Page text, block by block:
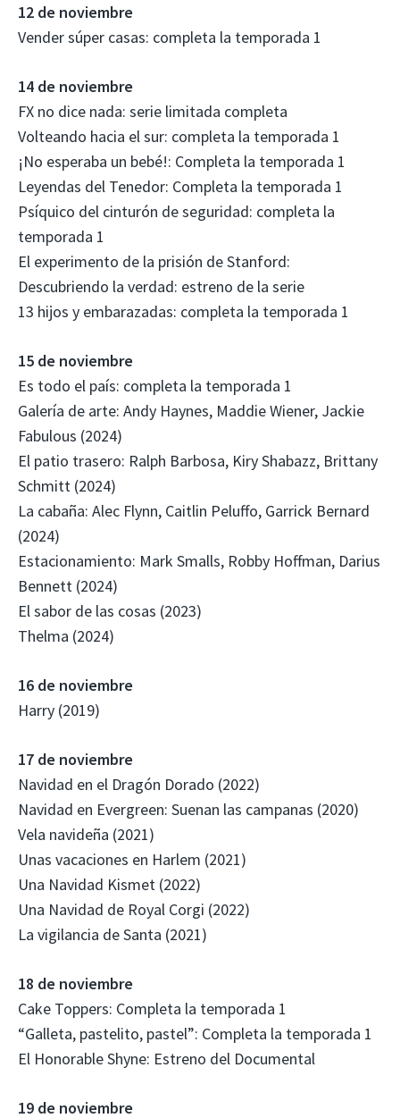
12 de noviembre
Vender súper casas: completa la temporada 1
14 de noviembre
FX no dice nada: serie limitada completa
Volteando hacia el sur: completa la temporada 1
¡No esperaba un bebé!: Completa la temporada 1
Leyendas del Tenedor: Completa la temporada 1
Psíquico del cinturón de seguridad: completa la
temporada 1
El experimento de la prisión de Stanford:
Descubriendo la verdad: estreno de la serie
13 hijos y embarazadas: completa la temporada 1
15 de noviembre
Es todo el país: completa la temporada 1
Galería de arte: Andy Haynes, Maddie Wiener, Jackie
Fabulous (2024)
El patio trasero: Ralph Barbosa, Kiry Shabazz, Brittany
Schmitt (2024)
La cabaña: Alec Flynn, Caitlin Peluffo, Garrick Bernard
(2024)
Estacionamiento: Mark Smalls, Robby Hoffman, Darius
Bennett (2024)
El sabor de las cosas (2023)
Thelma (2024)
16 de noviembre
Harry (2019)
17 de noviembre
Navidad en el Dragón Dorado (2022)
Navidad en Evergreen: Suenan las campanas (2020)
Vela navideña (2021)
Unas vacaciones en Harlem (2021)
Una Navidad Kismet (2022)
Una Navidad de Royal Corgi (2022)
La vigilancia de Santa (2021)
18 de noviembre
Cake Toppers: Completa la temporada 1
“Galleta, pastelito, pastel”: Completa la temporada 1
El Honorable Shyne: Estreno del Documental
19 de noviembre